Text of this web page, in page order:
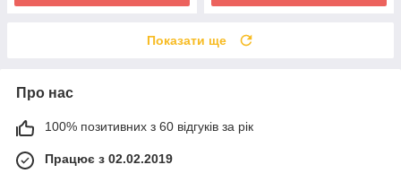
Показати ще
Про нас
100% позитивних з 60 відгуків за рік
Працює з 02.02.2019